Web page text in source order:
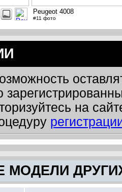
Peugeot 4008
#11 фото
на
МОДЕЛИ